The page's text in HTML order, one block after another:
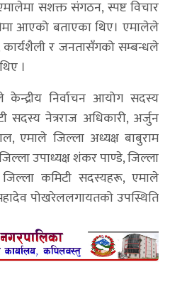
सशक्त संगठन, स्पष्ट विचार
आएको बताएका थिए। एमालेले
र जनतासँगको सम्बन्धले
।
केन्द्रीय निर्वाचन आयोग सदस्य
सदस्य नेत्रराज अधिकारी, अर्जुन
एमाले जिल्ला अध्यक्ष बाबुराम
उपाध्यक्ष शंकर पाण्डे, जिल्ला
जिल्ला कमिटी सदस्यहरू, एमाले
पोखरेललगायतको उपस्थिति